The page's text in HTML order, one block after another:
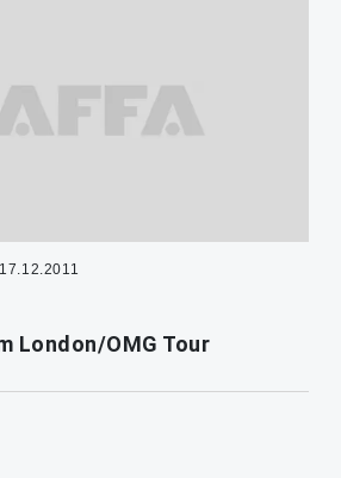
London/OMG Tour